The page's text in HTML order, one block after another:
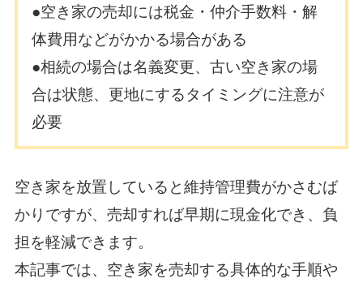
●空き家の売却には税金・仲介手数料・解
体費用などがかかる場合がある
●相続の場合は名義変更、古い空き家の場
合は状態、更地にするタイミングに注意が
必要
空き家を放置していると維持管理費がかさむば
かりですが、売却すれば早期に現金化でき、負
担を軽減できます。
本記事では、空き家を売却する具体的な手順や